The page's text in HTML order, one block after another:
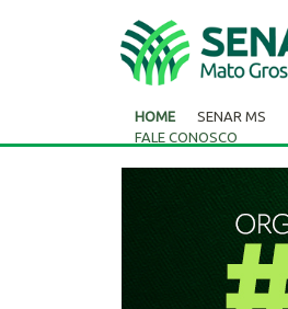
HOME SENAR MS
FALE CONOSCO